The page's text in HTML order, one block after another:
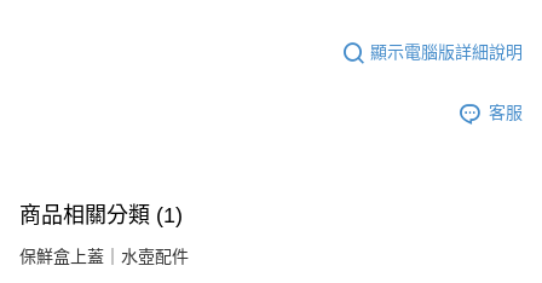
顯示電腦版詳細說明
客服
商品相關分類 (1)
保鮮盒上蓋｜水壺配件